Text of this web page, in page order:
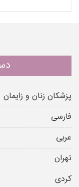
پزشکان زنان و زایمان
فارسی
عربی
تهران
کردی